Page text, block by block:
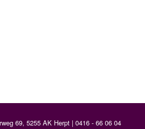
69, 5255 AK Herpt | 0416 - 66 06 04